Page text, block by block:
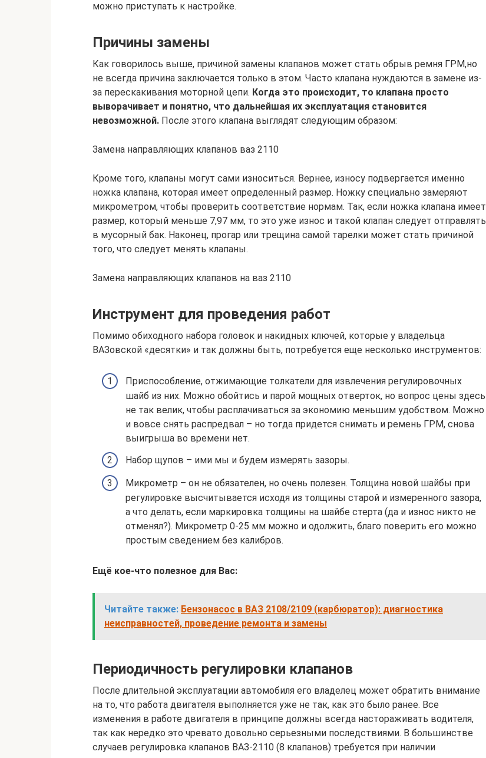
можно приступать к настройке.
Причины замены
Как говорилось выше, причиной замены клапанов может стать обрыв ремня ГРМ,но
не всегда причина заключается только в этом. Часто клапана нуждаются в замене из-
за перескакивания моторной цепи. Когда это происходит, то клапана просто
выворачивает и понятно, что дальнейшая их эксплуатация становится
невозможной. После этого клапана выглядят следующим образом:
Замена направляющих клапанов ваз 2110
Кроме того, клапаны могут сами износиться. Вернее, износу подвергается именно
ножка клапана, которая имеет определенный размер. Ножку специально замеряют
микрометром, чтобы проверить соответствие нормам. Так, если ножка клапана имеет
размер, который меньше 7,97 мм, то это уже износ и такой клапан следует отправлять
в мусорный бак. Наконец, прогар или трещина самой тарелки может стать причиной
того, что следует менять клапаны.
Замена направляющих клапанов на ваз 2110
Инструмент для проведения работ
Помимо обиходного набора головок и накидных ключей, которые у владельца
ВАЗовской «десятки» и так должны быть, потребуется еще несколько инструментов:
Приспособление, отжимающие толкатели для извлечения регулировочных
шайб из них. Можно обойтись и парой мощных отверток, но вопрос цены здесь
не так велик, чтобы расплачиваться за экономию меньшим удобством. Можно
и вовсе снять распредвал – но тогда придется снимать и ремень ГРМ, снова
выигрыша во времени нет.
Набор щупов – ими мы и будем измерять зазоры.
Микрометр – он не обязателен, но очень полезен. Толщина новой шайбы при
регулировке высчитывается исходя из толщины старой и измеренного зазора,
а что делать, если маркировка толщины на шайбе стерта (да и износ никто не
отменял?). Микрометр 0-25 мм можно и одолжить, благо поверить его можно
простым сведением без калибров.
Ещё кое-что полезное для Вас:
Читайте также: Бензонасос в ВАЗ 2108/2109 (карбюратор): диагностика
неисправностей, проведение ремонта и замены
Периодичность регулировки клапанов
После длительной эксплуатации автомобиля его владелец может обратить внимание
на то, что работа двигателя выполняется уже не так, как это было ранее. Все
изменения в работе двигателя в принципе должны всегда настораживать водителя,
так как нередко это чревато довольно серьезными последствиями. В большинстве
случаев регулировка клапанов ВАЗ-2110 (8 клапанов) требуется при наличии